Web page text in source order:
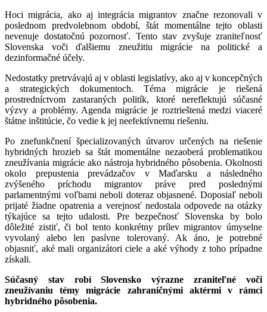
Hoci migrácia, ako aj integrácia migrantov značne rezonovali v
poslednom predvolebnom období, štát momentálne tejto oblasti
nevenuje dostatočnú pozornosť. Tento stav zvyšuje zraniteľnosť
Slovenska voči ďalšiemu zneužitiu migrácie na politické a
dezinformačné účely.
Nedostatky pretrvávajú aj v oblasti legislatívy, ako aj v koncepčných
a strategických dokumentoch. Téma migrácie je riešená
prostredníctvom zastaraných politík, ktoré nereflektujú súčasné
výzvy a problémy. Agenda migrácie je roztrieštená medzi viaceré
štátne inštitúcie, čo vedie k jej neefektívnemu riešeniu.
Po znefunkčnení špecializovaných útvarov určených na riešenie
hybridných hrozieb sa štát momentálne nezaoberá problematikou
zneužívania migrácie ako nástroja hybridného pôsobenia. Okolnosti
okolo prepustenia prevádzačov v Maďarsku a následného
zvýšeného príchodu migrantov práve pred poslednými
parlamentnými voľbami neboli doteraz objasnené. Doposiaľ neboli
prijaté žiadne opatrenia a verejnosť nedostala odpovede na otázky
týkajúce sa tejto udalosti. Pre bezpečnosť Slovenska by bolo
dôležité zistiť, či bol tento konkrétny prílev migrantov úmyselne
vyvolaný alebo len pasívne tolerovaný. Ak áno, je potrebné
objasniť, aké mali organizátori ciele a aké výhody z toho prípadne
získali.
Súčasný stav robí Slovenskovýrazne zraniteľné voči
zneužívaniu témy migrácie zahraničnými aktérmi v rámci
hybridného pôsobenia.